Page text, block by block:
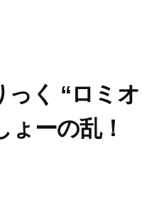
く “ロミ
ょーの乱！